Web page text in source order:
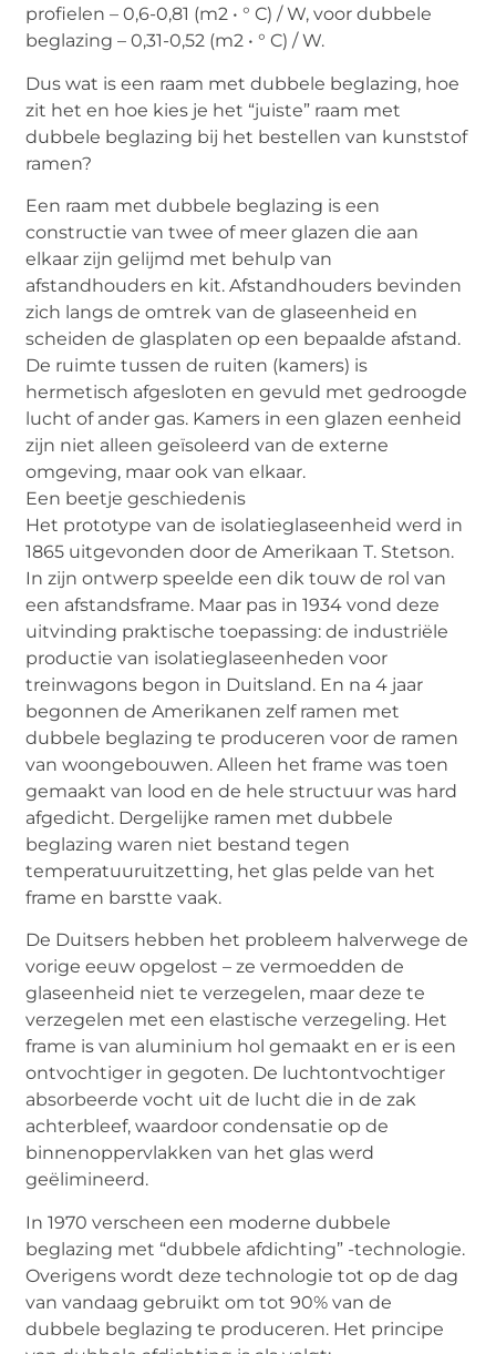
profielen – 0,6-0,81 (m2 • ° C) / W, voor dubbele
beglazing – 0,31-0,52 (m2 • ° C) / W.
Dus wat is een raam met dubbele beglazing, hoe
zit het en hoe kies je het “juiste” raam met
dubbele beglazing bij het bestellen van kunststof
ramen?
Een raam met dubbele beglazing is een
constructie van twee of meer glazen die aan
elkaar zijn gelijmd met behulp van
afstandhouders en kit. Afstandhouders bevinden
zich langs de omtrek van de glaseenheid en
scheiden de glasplaten op een bepaalde afstand.
De ruimte tussen de ruiten (kamers) is
hermetisch afgesloten en gevuld met gedroogde
lucht of ander gas. Kamers in een glazen eenheid
zijn niet alleen geïsoleerd van de externe
omgeving, maar ook van elkaar.
Een beetje geschiedenis
Het prototype van de isolatieglaseenheid werd in
1865 uitgevonden door de Amerikaan T. Stetson.
In zijn ontwerp speelde een dik touw de rol van
een afstandsframe. Maar pas in 1934 vond deze
uitvinding praktische toepassing: de industriële
productie van isolatieglaseenheden voor
treinwagons begon in Duitsland. En na 4 jaar
begonnen de Amerikanen zelf ramen met
dubbele beglazing te produceren voor de ramen
van woongebouwen. Alleen het frame was toen
gemaakt van lood en de hele structuur was hard
afgedicht. Dergelijke ramen met dubbele
beglazing waren niet bestand tegen
temperatuuruitzetting, het glas pelde van het
frame en barstte vaak.
De Duitsers hebben het probleem halverwege de
vorige eeuw opgelost – ze vermoedden de
glaseenheid niet te verzegelen, maar deze te
verzegelen met een elastische verzegeling. Het
frame is van aluminium hol gemaakt en er is een
ontvochtiger in gegoten. De luchtontvochtiger
absorbeerde vocht uit de lucht die in de zak
achterbleef, waardoor condensatie op de
binnenoppervlakken van het glas werd
geëlimineerd.
In 1970 verscheen een moderne dubbele
beglazing met “dubbele afdichting” -technologie.
Overigens wordt deze technologie tot op de dag
van vandaag gebruikt om tot 90% van de
dubbele beglazing te produceren. Het principe